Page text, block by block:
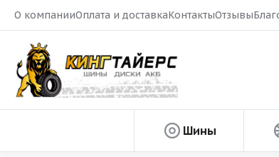
О компанииОплата и доставкаКонтактыОтзывы
Шины